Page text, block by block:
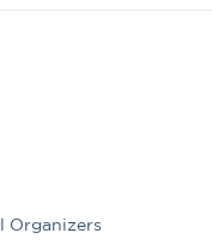
Organizers